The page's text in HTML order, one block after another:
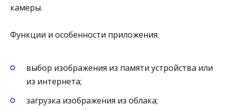
камеры.
Функции и особенности приложения:
выбор изображения из памяти устройства или
из интернета;
загрузка изображения из облака;